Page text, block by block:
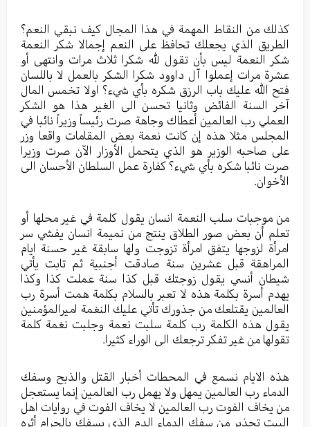
كذلك من النقاط المهمة في هذا المجال كيف نبقي النعم؟
الطريق الذي يجعلك تحافظ على النعم إجمالا شكر النعمة
شكر النعمة ليس بأن تقول لله شكرا ثلاث مرات وانتهى أو
عشرة مرات إعملوا آل داوود شكرا الشكر بالعمل لا باللسان
فتح الله عليك باب الرزق شكره بأي شيء؟ اولا تخمس المال
آخر السنة الفائض وثانيا تحسن الى الغير هذا هو الشكر
العملي رب العالمين أعطاك وجاهة صرت رئيساً وزيراً نائبا في
المجلس مثلا هذه إن كانت نعمة بعض المقامات واقعا وزر
على صاحبه الوزير هو الذي يتحمل الأوزار الآن صرت وزيرا
صرت نائبا شكره بأي شيء؟ كفارة عمل السلطان الأحسان الى
الأخوان.
من موجبات سلب النعمة انسان يقول كلمة في غير محلها أو
تعلم أن بعض صور الطلاق ينتج من نميمة انسان يفشي سر
امرأة لزوجها يتفق امرأة تزوجت ولها سابقة غير حسنة ايام
المراهقة قبل عشرين سنة صادقت أجنبية ثم تابت يأتي
شيطان أنسي يقول زوجتك قبل كذا سنة عملت كذا وكذا
يهدم أسرة بكلمة هذه لا تعبر بالسلام بكلمة همت أسرة رب
العالمين يقتلعك من جذورك تأتي عليك النغمة اميرالمؤمنين
يقول هذه الكلمة رب كلمة سلبت نعمة وجلبت نغمة كلمة
تقولها من غير تفكر ترجعك الى الوراء كثيرا.
هذه الايام نسمع في المحطات أخبار القتل والذبح وسفك
الدماء رب العالمين يمهل ولا يهمل رب العالمين إنما يستعجل
من يخاف الفوت رب العالمين لا يخاف الفوت في روايات اهل
البيت تحذير من سفك الدماء الدم الذي يسفك بالحرام أثره